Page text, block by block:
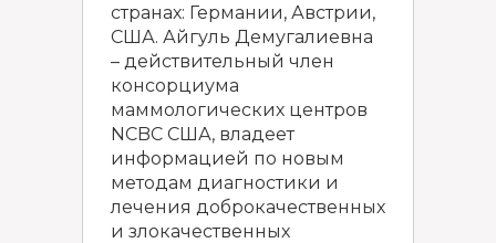
странах: Германии, Австрии,
США. Айгуль Демугалиевна
– действительный член
консорциума
маммологических центров
NCBC США, владеет
информацией по новым
методам диагностики и
лечения доброкачественных
и злокачественных